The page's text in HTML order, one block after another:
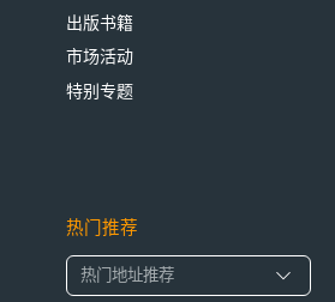
出版书籍
市场活动
特别专题
热门推荐